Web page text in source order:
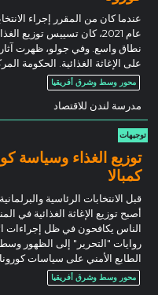
عندما كان من المقرر إجراء
عام 2021، كان تسييس
نطاق واسع. وفي جولو، ظهرت آثار
على الإغاثة الغذائية. الحكومة
محور وسط وشرق أفريقيا
مدرسة لندن للاقتصاد
توجيهات
توزيع الغذاء وسياسة
كمبالا
أصبح توزيع الإغاثة الغذائية في
الناس يكافحون في ظل إجراءات
روايات "التحرير" إلى الظهور
الطابع الأمني على سياسات كورونا
محور وسط وشرق أفريقيا